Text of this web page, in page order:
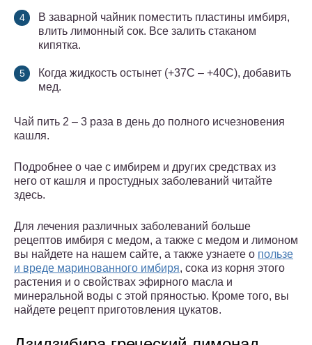
В заварной чайник поместить пластины имбиря,
влить лимонный сок. Все залить стаканом
кипятка.
Когда жидкость остынет (+37С – +40С), добавить
мед.
Чай пить 2 – 3 раза в день до полного исчезновения
кашля.
Подробнее о чае с имбирем и других средствах из
него от кашля и простудных заболеваний читайте
здесь.
Для лечения различных заболеваний больше
рецептов имбиря с медом, а также с медом и лимоном
вы найдете на нашем сайте, а также узнаете о пользе
и вреде маринованного имбиря, сока из корня этого
растения и о свойствах эфирного масла и
минеральной воды с этой пряностью. Кроме того, вы
найдете рецепт приготовления цукатов.